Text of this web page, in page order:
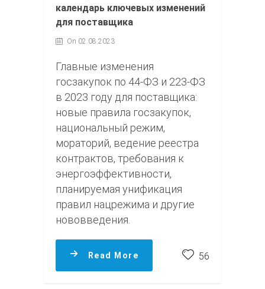
календарь ключевых изменений
для поставщика
On 02.08.2023
Главные изменения
госзакупок по 44-ФЗ и 223-ФЗ
в 2023 году для поставщика:
новые правила госзакупок,
национальный режим,
мораторий, ведение реестра
контрактов, требования к
энергоэффективности,
планируемая унификация
правил нацрежима и другие
нововведения.
Read More 56